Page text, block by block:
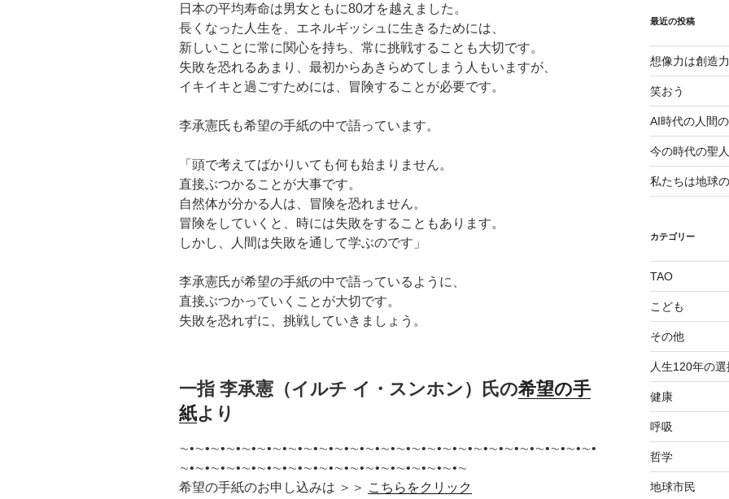
日本の平均寿命は男女ともに80才を越えました。
長くなった人生を、エネルギッシュに生きるためには、
新しいことに常に関心を持ち、常に挑戦することも大切です。
失敗を恐れるあまり、最初からあきらめてしまう人もいますが、
イキイキと過ごすためには、冒険することが必要です。
李承憲氏も希望の手紙の中で語っています。
「頭で考えてばかりいても何も始まりません。
直接ぶつかることが大事です。
自然体が分かる人は、冒険を恐れません。
冒険をしていくと、時には失敗をすることもあります。
しかし、人間は失敗を通して学ぶのです」
李承憲氏が希望の手紙の中で語っているように、
直接ぶつかっていくことが大切です。
失敗を恐れずに、挑戦していきましょう。
一指 李承憲（イルチ イ・スンホン）氏の希望の手
紙より
∼•∼•∼•∼•∼•∼•∼•∼•∼•∼•∼•∼•∼•∼•∼•∼•∼•∼•∼•∼•∼•∼•∼•∼•∼•∼•∼•
∼•∼•∼•∼•∼•∼•∼•∼•∼•∼•∼•∼•∼•∼•∼•∼•∼•∼•∼
希望の手紙のお申し込みは ＞＞ こちらをクリック
最近の投稿
想像力は創造力
笑おう
AI時代の人間
今の時代の聖人
私たちは地球
カテゴリー
TAO
こども
その他
人生120年の選
健康
呼吸
哲学
地球市民